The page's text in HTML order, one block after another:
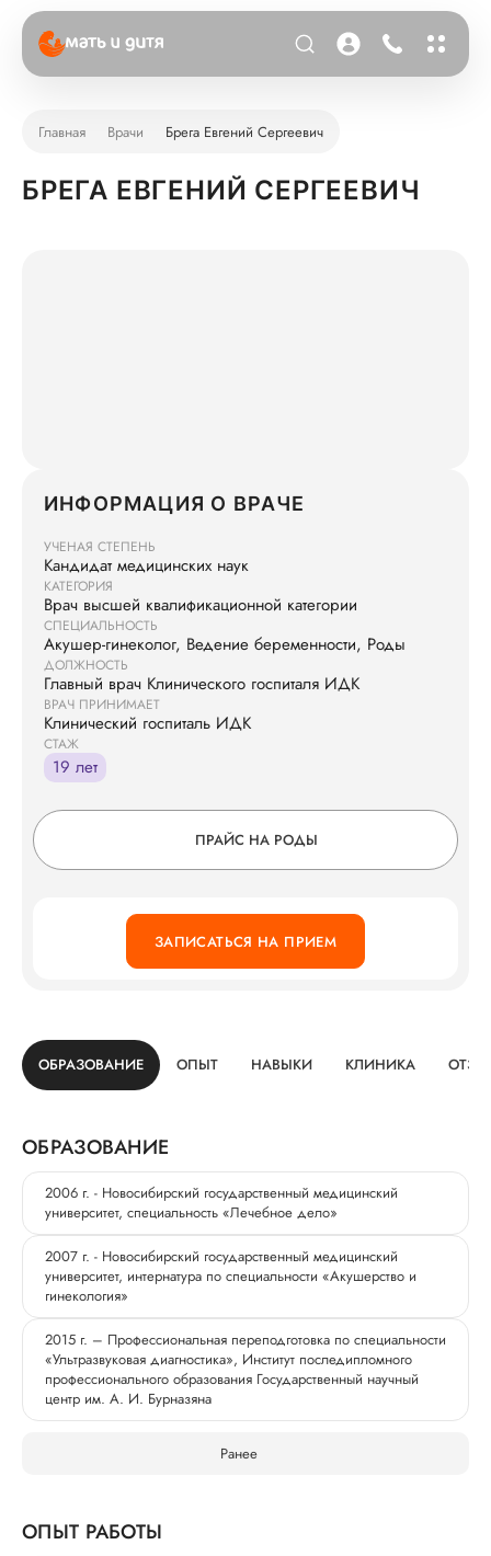
Главная Врачи Брега Евгений Сергеевич
БРЕГА ЕВГЕНИЙ СЕРГЕЕВИЧ
ИНФОРМАЦИЯ О ВРАЧЕ
УЧЕНАЯ СТЕПЕНЬ
Кандидат медицинских наук
КАТЕГОРИЯ
Врач высшей квалификационной категории
СПЕЦИАЛЬНОСТЬ
Акушер-гинеколог, Ведение беременности, Роды
ДОЛЖНОСТЬ
Главный врач Клинического госпиталя ИДК
ВРАЧ ПРИНИМАЕТ
Клинический госпиталь ИДК
СТАЖ
19 лет
ПРАЙС НА РОДЫ
ЗАПИСАТЬСЯ НА ПРИЕМ
ОБРАЗОВАНИЕ ОПЫТ НАВЫКИ КЛИНИКА
ОБРАЗОВАНИЕ
2006 г. - Новосибирский государственный медицинский
университет, специальность «Лечебное дело»
2007 г. - Новосибирский государственный медицинский
университет, интернатура по специальности «Акушерство и
гинекология»
2015 г. – Профессиональная переподготовка по специальности
«Ультразвуковая диагностика», Институт последипломного
профессионального образования Государственный научный
центр им. А. И. Бурназяна
Ранее
ОПЫТ РАБОТЫ